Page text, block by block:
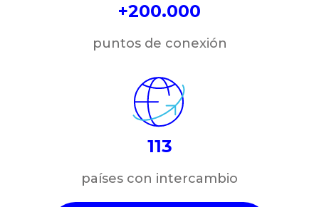
+200.000
puntos de conexión
113
países con intercambio